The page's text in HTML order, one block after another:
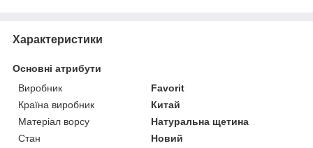
Характеристики
Основні атрибути
Виробник
Favorit
Країна виробник
Китай
Матеріал ворсу
Натуральна щетина
Стан
Новий